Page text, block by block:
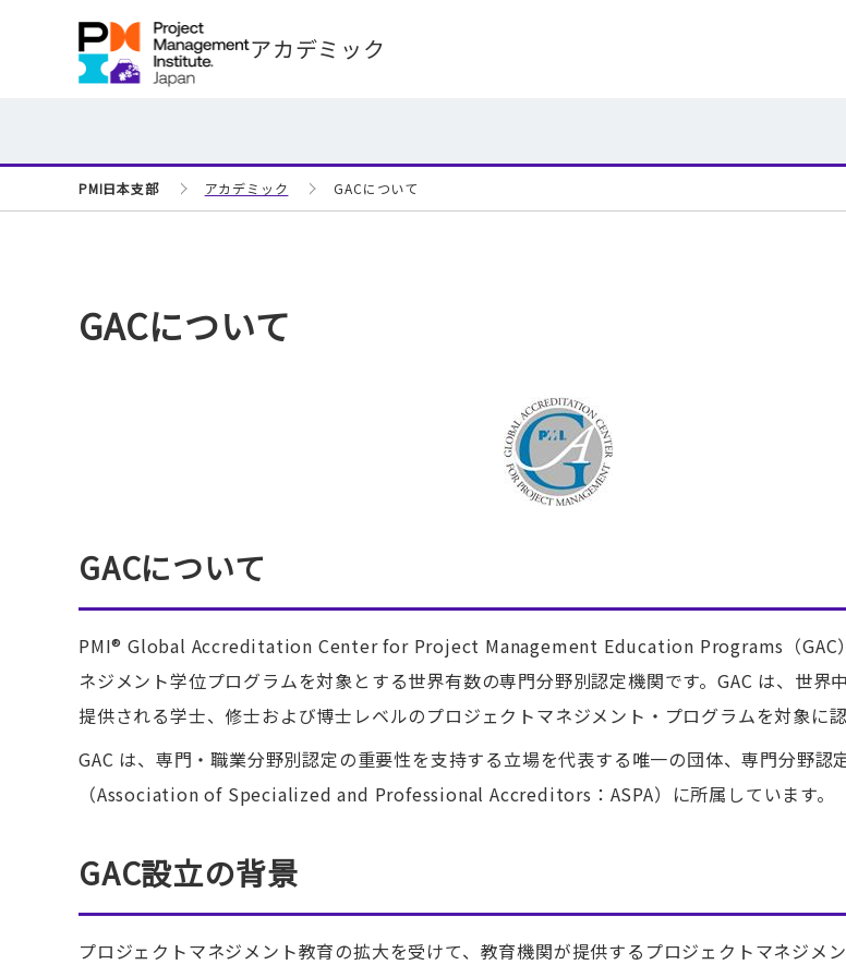
アカデミック
PMI日本支部 アカデミック GACについて
GACについて
GACについて
PMI® Global Accreditation Center for Project Management Education Programs（GAC
ネジメント学位プログラムを対象とする世界有数の専門分野別認定機関です。GAC は、世界
提供される学士、修士および博士レベルのプロジェクトマネジメント・プログラムを対象に認
GAC は、専門・職業分野別認定の重要性を支持する立場を代表する唯一の団体、専門分野認
（Association of Specialized and Professional Accreditors：ASPA）に所属しています。
GAC設立の背景
プロジェクトマネジメント教育の拡大を受けて、教育機関が提供するプロジェクトマネジメ